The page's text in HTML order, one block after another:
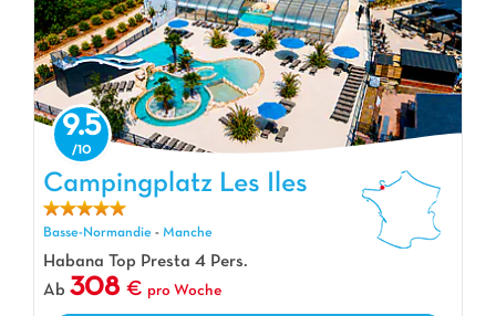
Campingplatz Les Iles, Campingplatz Basse-Normandie
9.5
Campingplatz Les Iles
Basse-Normandie - Manche
Habana Top Presta 4 Pers.
Ab 308 pro Woche